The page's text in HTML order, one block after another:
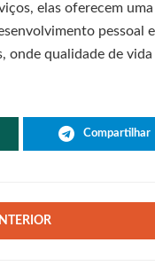
elas oferecem
pessoal
onde qualidade de
Compartilhar